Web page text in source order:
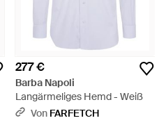
277 €
Barba Napoli
Langärmeliges Hemd - Weiß
Von FARFETCH